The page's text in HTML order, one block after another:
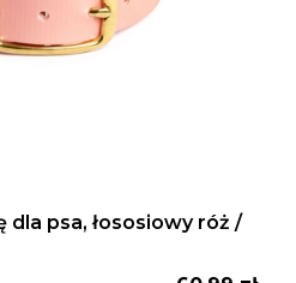
dla psa, łososiowy róż /